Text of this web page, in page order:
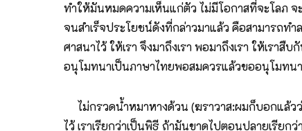
ทำให้มันหมดความเห็นแก่ตัว ไม่มีโอกาสที่จะโลภ
จนสำเร็จประโยชน์ดังที่กล่าวมาแล้ว คือสามารถท
ศาสนาไว้ ให้เรา จึงมาถึงเรา พอมาถึงเรา ให้เร
อนุโมทนาเป็นภาษาไทยพอสมควรแล้วขออนุโมท
ไม่กรวดน้ำหมาหางด้วน (ฆราวาส:ผมก็บอกแล้ว
ไว้ เราเรียกว่าเป็นพิธี ถ้ามันขาดไปตอนปลายเรีย